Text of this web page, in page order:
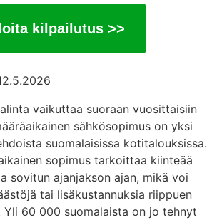
kilpailutus >>
vaikuttaa suoraan vuosittaisiin
sähkösopimus on yksi
suomalaisissa kotitalouksissa.
sopimus tarkoittaa kiinteää
sovitun ajanjakson ajan, mikä voi
tai lisäkustannuksia riippuen
Yli 60 000 suomalaista on jo tehnyt